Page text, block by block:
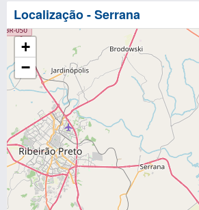
Localização - Serrana
+
−